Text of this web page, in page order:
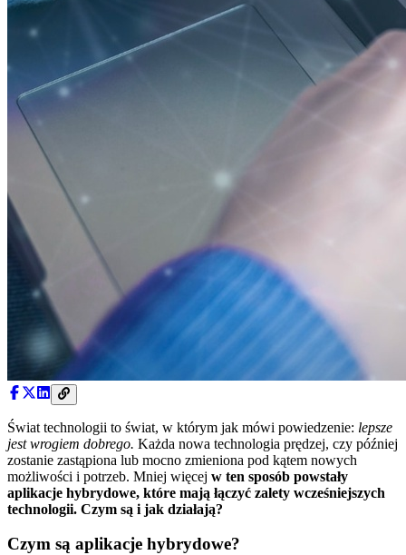
Świat technologii to świat, w którym jak mówi powiedzenie: lepsze
jest wrogiem dobrego. Każda nowa technologia prędzej, czy później
zostanie zastąpiona lub mocno zmieniona pod kątem nowych
możliwości i potrzeb. Mniej więcej w ten sposób powstały
aplikacje hybrydowe, które mają łączyć zalety wcześniejszych
technologii. Czym są i jak działają?
Czym są aplikacje hybrydowe?